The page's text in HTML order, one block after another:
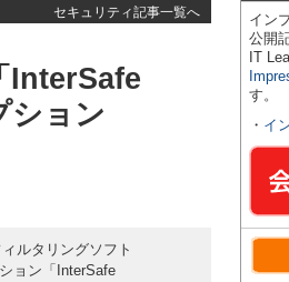
セキュリティ記事一覧へ
InterSafe
ション
ルタリングソフト
ョン「InterSafe
イン
公開
IT
す。
・ イ